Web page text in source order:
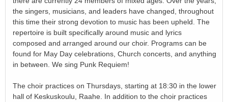
the singers, musicians, and leaders have changed, throughout
this time their strong devotion to music has been upheld. The
repertoire is built specifically around music and lyrics
composed and arranged around our choir. Programs can be
found for May Day celebrations, Church concerts, and anything
in between. We sing Punk Requiem!
The choir practices on Thursdays, starting at 18:30 in the lower
hall of Keskuskoulu, Raahe. In addition to the choir practices